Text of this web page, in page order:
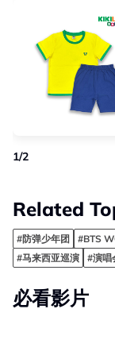
1/2
Related
#防弹少年团 #BTS
#马来西亚巡演
#演唱
必看影片